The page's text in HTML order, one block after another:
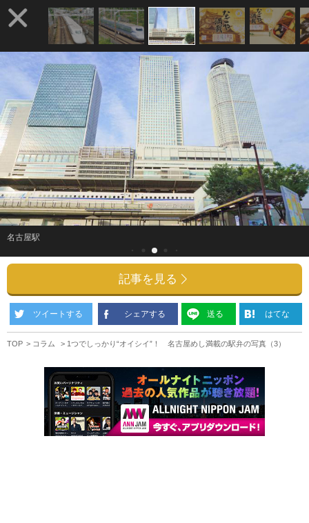
名古屋駅
記事を見る
ツイートする シェアする 送る はてな
TOP コラム 1つでしっかり“オイシイ”！ 名古屋めし満載の駅弁の写真（3）